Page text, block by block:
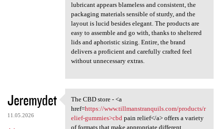
lubricant appears blameless and consistent, the
packaging materials sensible of sturdy, and the
layout is lucid besides elegant. The products are
easy to assemble and go with, thanks to sheltered
lids and aphoristic sizing. Entire, the brand
delivers a proficient and carefully crafted feel
without unnecessary extras.
Jeremydet
11.05.2026
The CBD store - <a href=https
The CBD store - <a
href=https://www.tillmanstranquils.com/products/r
elief-gummies>cbdpain relief</a> offers a variety
of formats that make appropriate different